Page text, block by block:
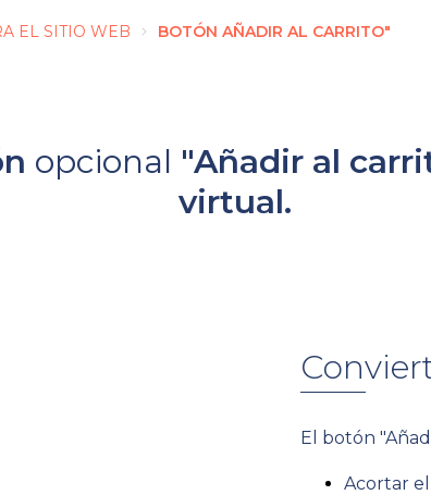
EL SITIO WEB BOTÓN AÑADIR AL CARRITO"
opcional "Añadir al
virtual.
El botón
Acortar